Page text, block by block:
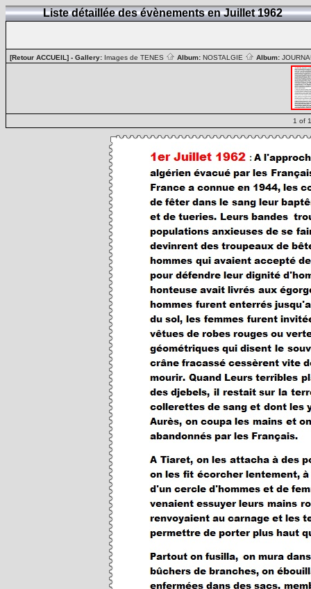
Liste détaillée des évènements en Juillet 1962
[Retour ACCUEIL] - Gallery: Images de TENES Album: NOSTALGIE Album:
1 of